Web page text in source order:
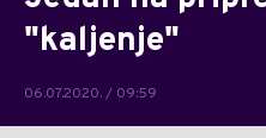
"kaljenje"
06.07.2020. / 09:59